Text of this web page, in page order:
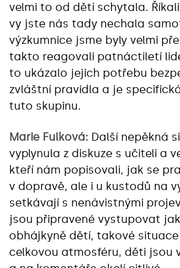
velmi to od dětí schytala.
vy jste nás tady nechala
výzkumnice jsme byly velmi
takto reagovali patnáctiletí
to ukázalo jejich potřebu
zvláštní pravidla a je
tuto skupinu.
Marie Fulková: Další nepěkná
vyplynula z diskuze s učiteli a
kteří nám popisovali, jak se
v dopravě, ale i u kustodů na
setkávají s nenávistnými
jsou připravené vystupovat
obhájkyně dětí, takové
celkovou atmosféru, děti jsou